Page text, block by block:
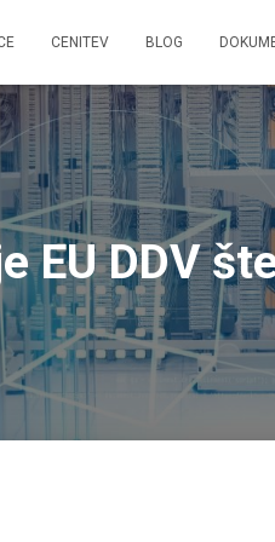
CENITEV BLOG
EU DDV